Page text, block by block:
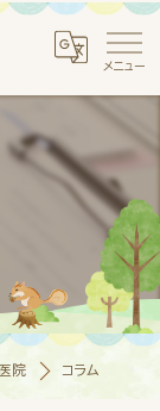
院 コラム